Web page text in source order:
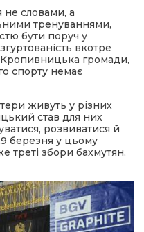
не словами, а
тренуваннями,
бути поруч у
вкотре
громади,
спорту немає
живуть у різних
став для них
розвиватися й
березня у цьому
треті збори бахмутян,